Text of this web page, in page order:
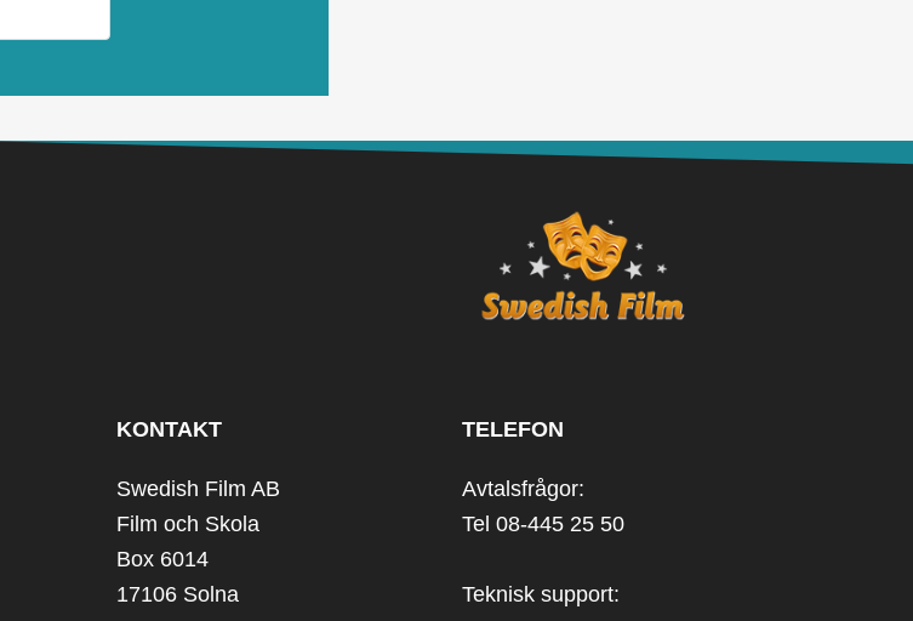
KONTAKT
Swedish Film AB
Film och Skola
Box 6014
17106 Solna
TELEFON
Avtalsfrågor:
Tel 08-445 25 50
Teknisk support: